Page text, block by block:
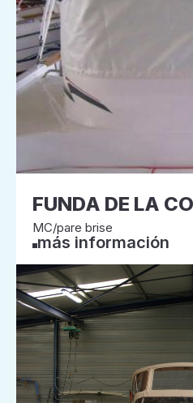
FUNDA DE LA
MC/pare brise
más información